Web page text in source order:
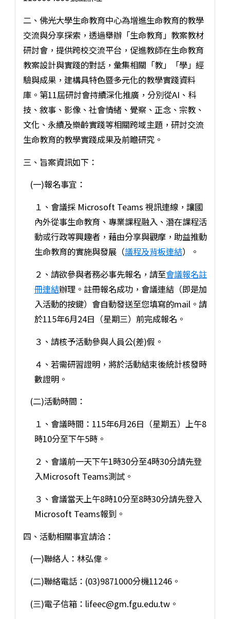
二、佛光大學生命教育中心為增進生命教育的教學
交流與分享探索，透過舉辦「生命教育」教案教材
研討會，提供跨校交流平台，促進教師在生命教育
教案設計與實踐的對話，彙集相關「教」「學」經
驗與成果，建構具特色暨多元化的教學實踐資料
庫。第11屆研討會持續深化推廣，分別從AI、科
技、敘事、影像、社會情緒、覺察、正念、宗教、
文化、永續及樂齡實踐等相關跨域主題，研討交流
生命教育的教學實踐成果及前瞻研究。
三、旨案資訊如下：
(一)報名事宜：
１、會議採 Microsoft Teams 視訊連線，讓國
內外從事生命教育、專業課程融入、潛在課程活
動或行政等興趣者，藉由分享與觀摩，助益推動
生命教育的實施與發展（議程及背板連結）。
２、請欲參與者務必事先報名，請至會議報名註
冊連結辦理。註冊報名成功，會議連結（即是加
入活動的按鍵）會自動發送至您填寫的mail。請
於115年6月24日（星期三）前完成報名。
３、請核予活動參與人員公(差)假。
４、若需研習證明，將於活動結束後統計核發時
數證明。
(二)活動時間：
１、會議時間：115年6月26日（星期五）上午8
時10分至下午5時。
２、會議前一天下午1時30分至4時30分請先登
入Microsoft Teams測試。
３、會議當天上午8時10分至8時30分請先登入
Microsoft Teams報到。
四、活動相關事宜請洽：
(一)聯絡人：林弘偉。
(二)聯絡電話：(03)9871000分機11246。
(三)電子信箱：lifeec@gm.fgu.edu.tw。